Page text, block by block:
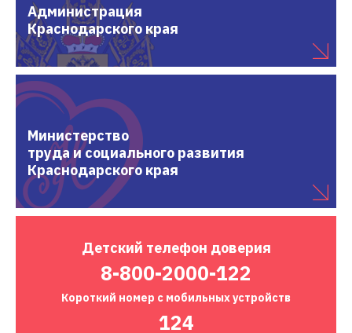
Администрация
Краснодарского края
Министерство
труда и социального развития
Краснодарского края
Детский телефон доверия
8-800-2000-122
Короткий номер с мобильных устройств
124